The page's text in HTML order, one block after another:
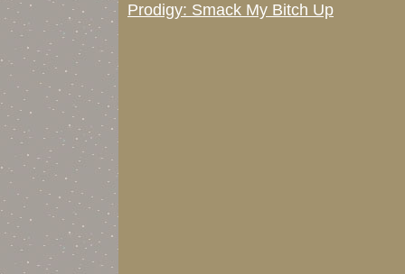
Prodigy: Smack My Bitch Up